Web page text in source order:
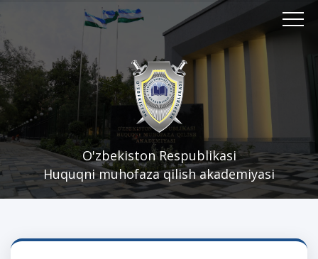
O'zbekiston Respublikasi
Huquqni muhofaza qilish akademiyasi